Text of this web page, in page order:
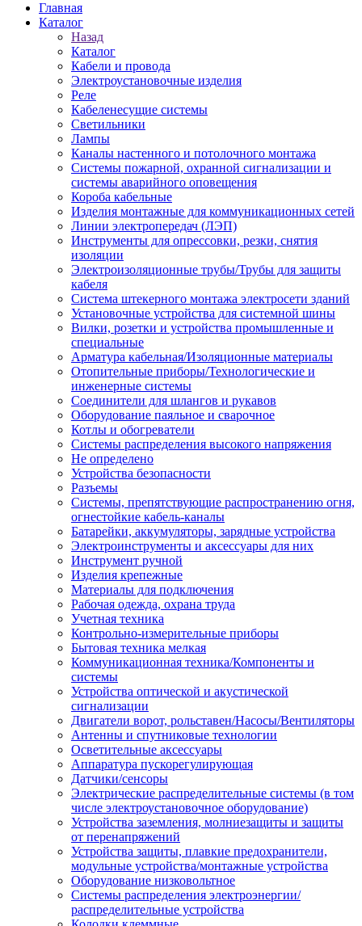
Главная
Каталог
Назад
Каталог
Кабели и провода
Электроустановочные изделия
Реле
Кабеленесущие системы
Светильники
Лампы
Каналы настенного и потолочного монтажа
Системы пожарной, охранной сигнализации и
системы аварийного оповещения
Короба кабельные
Изделия монтажные для коммуникационных сетей
Линии электропередач (ЛЭП)
Инструменты для опрессовки, резки, снятия
изоляции
Электроизоляционные трубы/Трубы для защиты
кабеля
Система штекерного монтажа электросети зданий
Установочные устройства для системной шины
Вилки, розетки и устройства промышленные и
специальные
Арматура кабельная/Изоляционные материалы
Отопительные приборы/Технологические и
инженерные системы
Соединители для шлангов и рукавов
Оборудование паяльное и сварочное
Котлы и обогреватели
Системы распределения высокого напряжения
Не определено
Устройства безопасности
Разъемы
Системы, препятствующие распространению огня,
огнестойкие кабель-каналы
Батарейки, аккумуляторы, зарядные устройства
Электроинструменты и аксессуары для них
Инструмент ручной
Изделия крепежные
Материалы для подключения
Рабочая одежда, охрана труда
Учетная техника
Контрольно-измерительные приборы
Бытовая техника мелкая
Коммуникационная техника/Компоненты и
системы
Устройства оптической и акустической
сигнализации
Двигатели ворот, рольставен/Насосы/Вентиляторы
Антенны и спутниковые технологии
Осветительные аксессуары
Аппаратура пускорегулирующая
Датчики/сенсоры
Электрические распределительные системы (в том
числе электроустановочное оборудование)
Устройства заземления, молниезащиты и защиты
от перенапряжений
Устройства защиты, плавкие предохранители,
модульные устройства/монтажные устройства
Оборудование низковольтное
Системы распределения электроэнергии/
распределительные устройства